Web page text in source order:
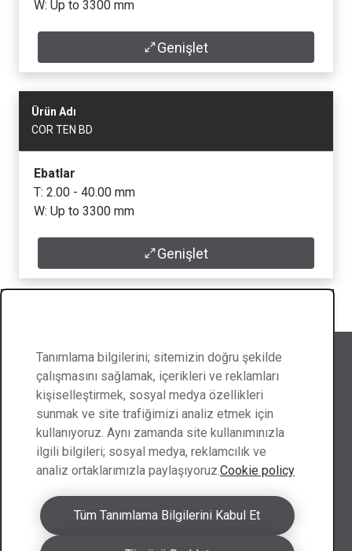
W: Up to 3300 mm
Genişlet
Ürün Adı
COR TEN BD
Ebatlar
T: 2.00 - 40.00 mm
W: Up to 3300 mm
Genişlet
Abraservice'i takip edin
Bize ulaşın
Teklif isteyin
Tanımlama bilgilerini; sitemizin doğru şekilde
çalışmasını sağlamak, içerikleri ve reklamları
kişiselleştirmek, sosyal medya özellikleri
sunmak ve site trafiğimizi analiz etmek için
kullanıyoruz. Aynı zamanda site kullanımınızla
ilgili bilgileri; sosyal medya, reklamcılık ve
analiz ortaklarımızla paylaşıyoruz.Cookie policy
Tüm Tanımlama Bilgilerini Kabul Et